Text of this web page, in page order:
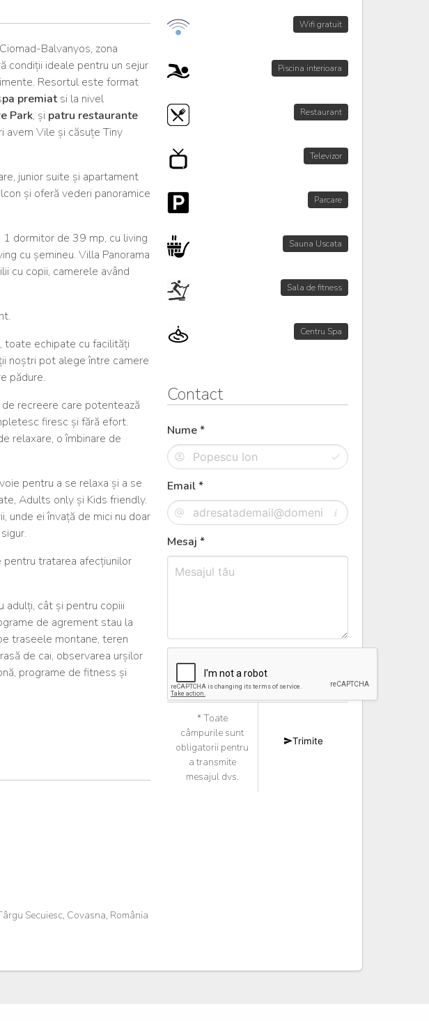
Balvanyos, zona
condiții ideale pentru un sejur
Resortul este format
pa premiatsi la nivel
Park, și patru restaurante
avem Vile și căsuțe Tiny
junior suite și apartament
și oferă vederi panoramice
dormitor de 39 mp, cu living
cu șemineu. Villa Panorama
cu copii, camerele având
toate echipate cu facilități
noștri pot alege între camere
pădure.
recreere care potentează
firesc și fără efort.
relaxare, o îmbinare de
pentru a se relaxa și a se
Adults only și Kids friendly.
unde ei învață de mici nu doar
tratarea afecțiunilor
cât și pentru copiii
de agrement stau la
traseele montane, teren
de cai, observarea urșilor
programe de fitness și
Secuiesc, Covasna, România
Wifi gratuit
Piscina interioara
Restaurant
Televizor
Parcare
Sauna Uscata
Sala de fitness
Centru Spa
Contact
Nume *
Email *
Mesaj *
* Toate
câmpurile sunt
obligatorii pentru
a transmite
mesajul dvs.
Trimite